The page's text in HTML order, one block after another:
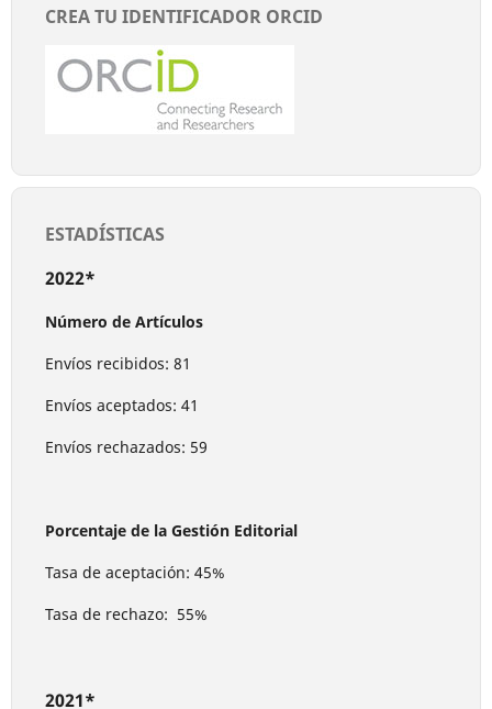
CREA TU IDENTIFICADOR ORCID
ESTADÍSTICAS
2022*
Número de Artículos
Envíos recibidos: 81
Envíos aceptados: 41
Envíos rechazados: 59
Porcentaje de la Gestión Editorial
Tasa de aceptación: 45%
Tasa de rechazo: 55%
2021*